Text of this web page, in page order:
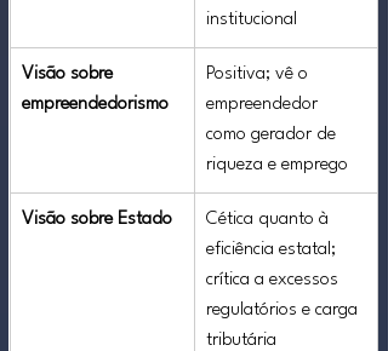
institucional
Visão sobre
empreendedorismo
Positiva; vê o
empreendedor
como gerador de
riqueza e emprego
Visão sobre Estado
Cética quanto à
eficiência estatal;
crítica a excessos
regulatórios e carga
tributária